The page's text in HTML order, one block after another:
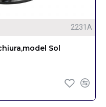
2231A
Sol